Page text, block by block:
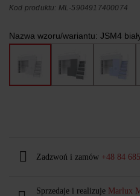
Kod produktu: ML-5904917400074
Nazwa wzoru/wariantu: JSM4
Zadzwoń i zamów +48 84
Sprzedaje i realizuje Marlux